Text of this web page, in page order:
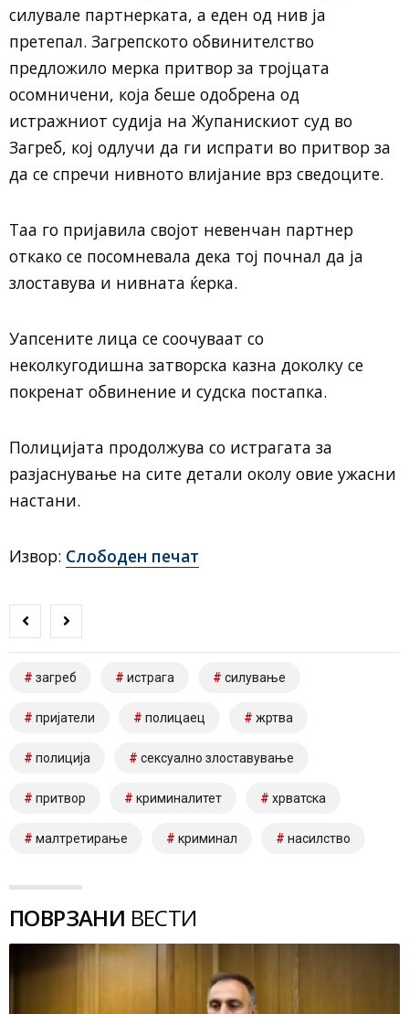
силувале партнерката, а еден од нив ја
претепал. Загрепското обвинителство
предложило мерка притвор за тројцата
осомничени, која беше одобрена од
истражниот судија на Жупанискиот суд во
Загреб, кој одлучи да ги испрати во притвор за
да се спречи нивното влијание врз сведоците.
Таа го пријавила својот невенчан партнер
откако се посомневала дека тој почнал да ја
злоставува и нивната ќерка.
Уапсените лица се соочуваат со
неколкугодишна затворска казна доколку се
покренат обвинение и судска постапка.
Полицијата продолжува со истрагата за
разјаснување на сите детали околу овие ужасни
настани.
Извор: Слободен печат
загреб истрага силување
пријатели полицаец жртва
полиција сексуално злоставување
притвор криминалитет хрватска
малтретирање криминал насилство
ПОВРЗАНИ ВЕСТИ